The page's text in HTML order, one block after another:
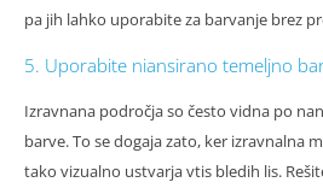
pa jih lahko uporabite za barvanje brez
5. Uporabite niansirano temeljno
Izravnana področja so često vidna po
barve. To se dogaja zato, ker izravnalna
tako vizualno ustvarja vtis bledih lis.